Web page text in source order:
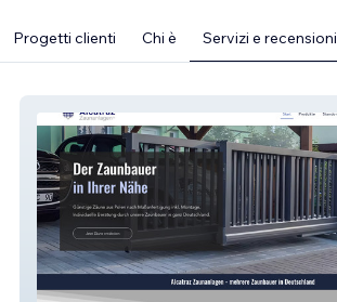
Progetti clienti Chi è Servizi e recensioni